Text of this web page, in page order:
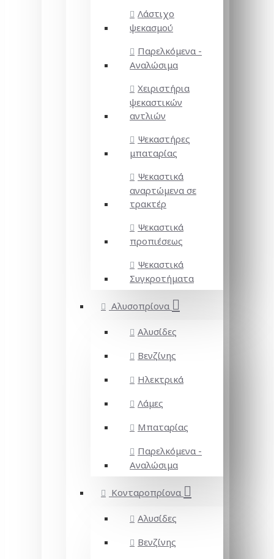
Λάστιχο
ψεκασμού
Παρελκόμενα -
Αναλώσιμα
Χειριστήρια
ψεκαστικών
αντλιών
Ψεκαστήρες
μπαταρίας
Ψεκαστικά
αναρτώμενα σε
τρακτέρ
Ψεκαστικά
προπιέσεως
Ψεκαστικά
Συγκροτήματα
Αλυσοπρίονα
Αλυσίδες
Βενζίνης
Ηλεκτρικά
Λάμες
Μπαταρίας
Παρελκόμενα -
Αναλώσιμα
Κονταροπρίονα
Αλυσίδες
Βενζίνης